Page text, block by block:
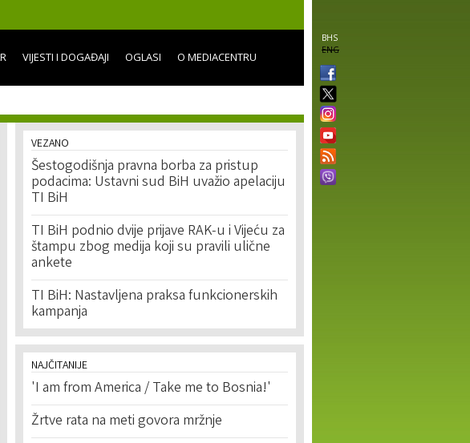
BHS
ENG
VIJESTI I DOGAĐAJI OGLASI O MEDIACENTRU
VEZANO
Šestogodišnja pravna borba za pristup
podacima: Ustavni sud BiH uvažio apelaciju
TI BiH
TI BiH podnio dvije prijave RAK-u i Vijeću za
štampu zbog medija koji su pravili ulične
ankete
TI BiH: Nastavljena praksa funkcionerskih
kampanja
NAJČITANIJE
'I am from America / Take me to Bosnia!'
Žrtve rata na meti govora mržnje